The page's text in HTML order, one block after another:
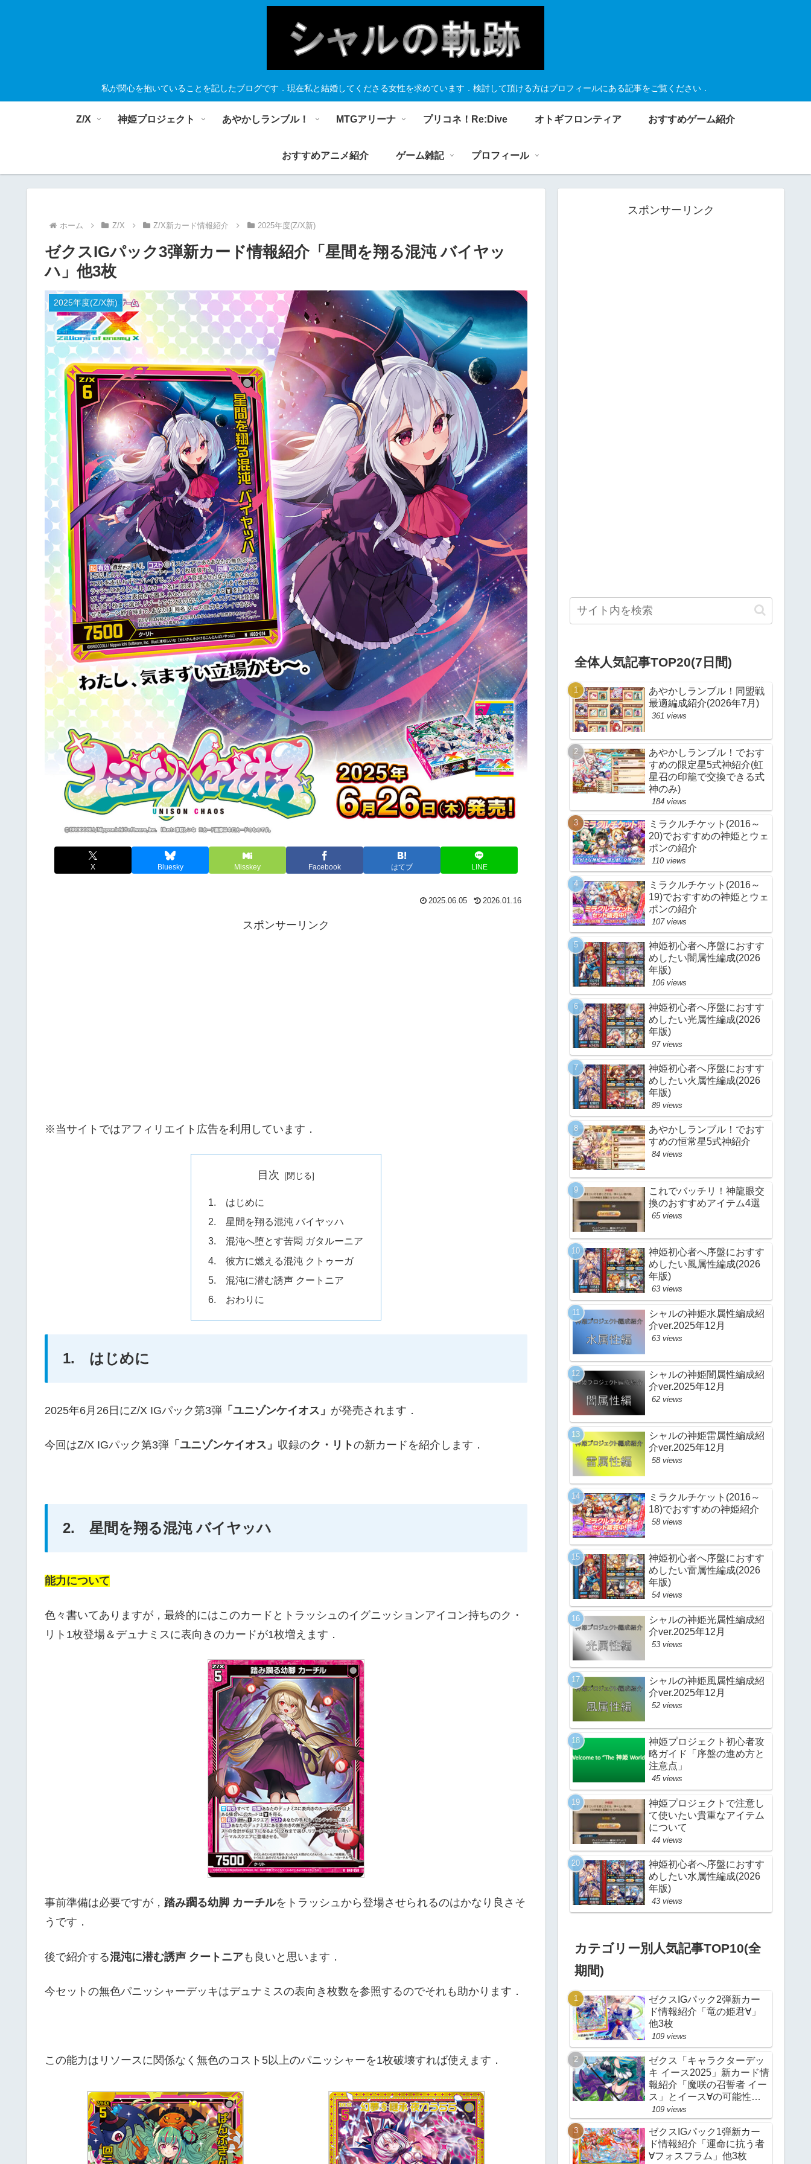
私が関心を抱いていることを記したブログです．現在私と結婚してくださる女性を求めています．検討して頂ける方はプロフィールにある記事をご覧ください．
Z/X 神姫プロジェクト あやかしランブル！ MTGアリーナ プリコネ！Re:Dive オトギフロンティア おすすめゲーム紹介
おすすめアニメ紹介 ゲーム雑記 プロフィール
ホーム Z/X Z/X新カード情報紹介 2025年度(Z/X新)
ゼクスIGパック3弾新カード情報紹介「星間を翔る混沌 バイヤッ
ハ」他3枚
2025年度(Z/X新)
X Bluesky Misskey Facebook はてブ LINE
2025.06.05 2026.01.16
スポンサーリンク
※当サイトではアフィリエイト広告を利用しています．
目次
1. はじめに
2. 星間を翔る混沌 バイヤッハ
3. 混沌へ堕とす苦悶 ガタルーニア
4. 彼方に燃える混沌 クトゥーガ
5. 混沌に潜む誘声 クートニア
6. おわりに
1. はじめに
2025年6月26日にZ/X IGパック第3弾 「ユニゾンケイオス」 が発売されます．
今回はZ/X IGパック第3弾 「ユニゾンケイオス」 収録のク・リトの新カードを紹介します．
2. 星間を翔る混沌 バイヤッハ
能力について
色々書いてありますが，最終的にはこのカードとトラッシュのイグニッションアイコン持ちのク・
リト1枚登場＆デュナミスに表向きのカードが1枚増えます．
事前準備は必要ですが， 踏み躙る幼脚 カーチルをトラッシュから登場させられるのはかなり良さそ
うです．
後で紹介する混沌に潜む誘声 クートニアも良いと思います．
今セットの無色パニッシャーデッキはデュナミスの表向き枚数を参照するのでそれも助かります．
この能力はリソースに関係なく無色のコスト5以上のパニッシャーを1枚破壊すれば使えます．
スポンサーリンク
全体人気記事TOP20(7日間)
あやかしランブル！同盟戦
最適編成紹介(2026年7月)
361 views
あやかしランブル！でおす
すめの限定星5式神紹介(虹
星召の印籠で交換できる式
神のみ)
184 views
ミラクルチケット(2016～
20)でおすすめの神姫とウェ
ポンの紹介
110 views
ミラクルチケット(2016～
19)でおすすめの神姫とウェ
ポンの紹介
107 views
神姫初心者へ序盤におすす
めしたい闇属性編成(2026
年版)
106 views
神姫初心者へ序盤におすす
めしたい光属性編成(2026
年版)
97 views
神姫初心者へ序盤におすす
めしたい火属性編成(2026
年版)
89 views
あやかしランブル！でおす
すめの恒常星5式神紹介
84 views
これでバッチリ！神龍眼交
換のおすすめアイテム4選
65 views
神姫初心者へ序盤におすす
めしたい風属性編成(2026
年版)
63 views
シャルの神姫水属性編成紹
介ver.2025年12月
63 views
シャルの神姫闇属性編成紹
介ver.2025年12月
62 views
シャルの神姫雷属性編成紹
介ver.2025年12月
58 views
ミラクルチケット(2016～
18)でおすすめの神姫紹介
58 views
神姫初心者へ序盤におすす
めしたい雷属性編成(2026
年版)
54 views
シャルの神姫光属性編成紹
介ver.2025年12月
53 views
シャルの神姫風属性編成紹
介ver.2025年12月
52 views
神姫プロジェクト初心者攻
略ガイド「序盤の進め方と
注意点」
45 views
神姫プロジェクトで注意し
て使いたい貴重なアイテム
について
44 views
神姫初心者へ序盤におすす
めしたい水属性編成(2026
年版)
43 views
カテゴリー別人気記事TOP10(全
期間)
ゼクスIGパック2弾新カー
ド情報紹介「竜の姫君∀」
他3枚
109 views
ゼクス「キャラクターデッ
キ イース2025」新カード情
報紹介「魔咲の召誓者 イー
ス」とイース∀の可能性に
ついて
109 views
ゼクスIGパック1弾新カー
ド情報紹介「運命に抗う者
∀フォスフラム」他3枚